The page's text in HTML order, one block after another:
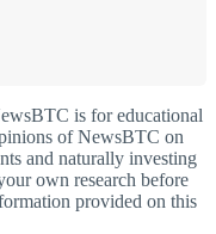
is for educational
of NewsBTC on
and naturally investing
own research before
provided on this